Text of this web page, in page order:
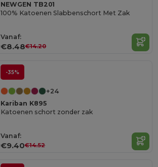
NEWGEN TB201
100% Katoenen Slabbenschort Met Zak
Vanaf:
€8.48€14.20
-35%
+24
Kariban K895
Katoenen schort zonder zak
Vanaf:
€9.40€14.52